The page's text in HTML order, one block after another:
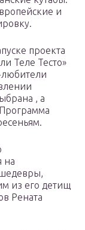
и
проекта
Теле Тесто»
, а
на
из его детищ
Рената